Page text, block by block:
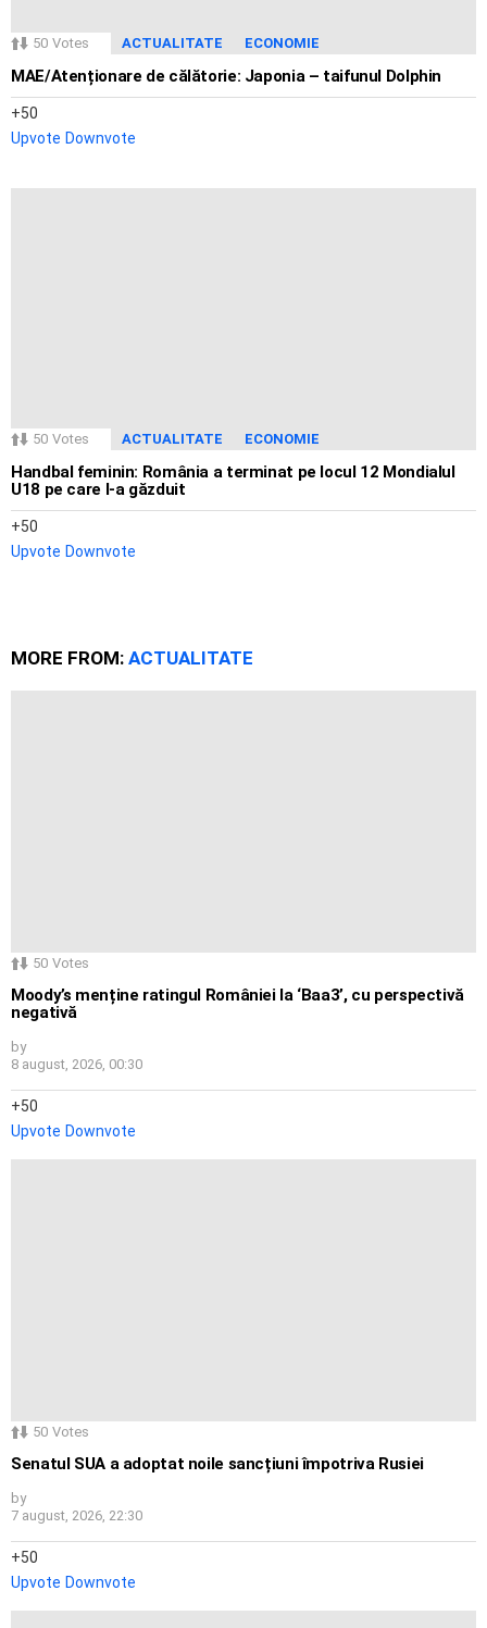
50 Votes ACTUALITATE ECONOMIE
MAE/Atenționare de călătorie: Japonia – taifunul Dolphin
50
Upvote Downvote
50 Votes ACTUALITATE ECONOMIE
Handbal feminin: România a terminat pe locul 12 Mondialul
U18 pe care l-a găzduit
50
Upvote Downvote
MORE FROM: ACTUALITATE
50 Votes
Moody’s menține ratingul României la ‘Baa3’, cu perspectivă
negativă
by
8 august, 2026, 00:30
50
Upvote Downvote
50 Votes
Senatul SUA a adoptat noile sancțiuni împotriva Rusiei
by
7 august, 2026, 22:30
50
Upvote Downvote